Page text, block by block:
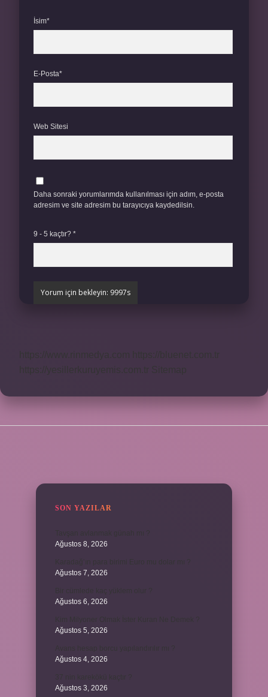
İsim*
E-Posta*
Web Sitesi
Daha sonraki yorumlarımda kullanılması için adım, e-posta
adresim ve site adresim bu tarayıcıya kaydedilsin.
9 - 5 kaçtır? *
SON YAZILAR
Ağustos 8, 2026
Ağustos 7, 2026
Ağustos 6, 2026
Ağustos 5, 2026
Ağustos 4, 2026
Ağustos 3, 2026